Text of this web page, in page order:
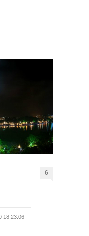
6
18:23:06